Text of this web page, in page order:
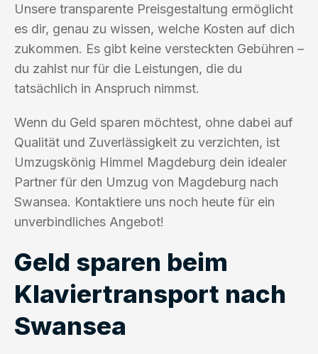
Unsere transparente Preisgestaltung ermöglicht
es dir, genau zu wissen, welche Kosten auf dich
zukommen. Es gibt keine versteckten Gebühren –
du zahlst nur für die Leistungen, die du
tatsächlich in Anspruch nimmst.
Wenn du Geld sparen möchtest, ohne dabei auf
Qualität und Zuverlässigkeit zu verzichten, ist
Umzugskönig Himmel Magdeburg dein idealer
Partner für den Umzug von Magdeburg nach
Swansea. Kontaktiere uns noch heute für ein
unverbindliches Angebot!
Geld sparen beim
Klaviertransport nach
Swansea